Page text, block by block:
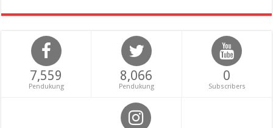
7,559
Pendukung
8,066
Pendukung
0
Subscribers